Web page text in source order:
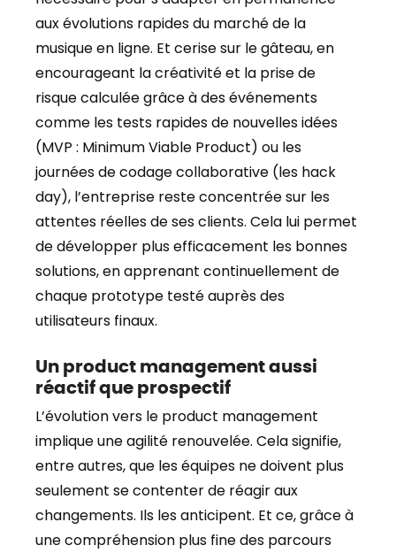
aux évolutions rapides du marché de la
musique en ligne. Et cerise sur le gâteau, en
encourageant la créativité et la prise de
risque calculée grâce à des événements
comme les tests rapides de nouvelles idées
(MVP : Minimum Viable Product) ou les
journées de codage collaborative (les hack
day), l’entreprise reste concentrée sur les
attentes réelles de ses clients. Cela lui permet
de développer plus efficacement les bonnes
solutions, en apprenant continuellement de
chaque prototype testé auprès des
utilisateurs finaux.
Un product management aussi
réactif que prospectif
L’évolution vers le product management
implique une agilité renouvelée. Cela signifie,
entre autres, que les équipes ne doivent plus
seulement se contenter de réagir aux
changements. Ils les anticipent. Et ce, grâce à
une compréhension plus fine des parcours